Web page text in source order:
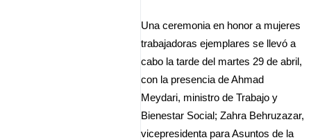
Una ceremonia en honor a mujeres
trabajadoras ejemplares se llevó a
cabo la tarde del martes 29 de abril,
con la presencia de Ahmad
Meydari, ministro de Trabajo y
Bienestar Social; Zahra Behruzazar,
vicepresidenta para Asuntos de la